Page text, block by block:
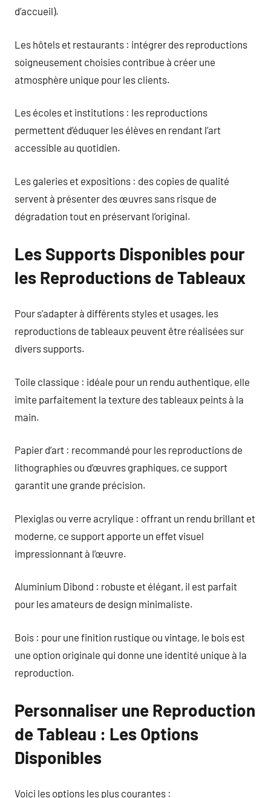
d’accueil).
Les hôtels et restaurants : intégrer des reproductions
soigneusement choisies contribue à créer une
atmosphère unique pour les clients.
Les écoles et institutions : les reproductions
permettent d’éduquer les élèves en rendant l’art
accessible au quotidien.
Les galeries et expositions : des copies de qualité
servent à présenter des œuvres sans risque de
dégradation tout en préservant l’original.
Les Supports Disponibles pour
les Reproductions de Tableaux
Pour s’adapter à différents styles et usages, les
reproductions de tableaux peuvent être réalisées sur
divers supports.
Toile classique : idéale pour un rendu authentique, elle
imite parfaitement la texture des tableaux peints à la
main.
Papier d’art : recommandé pour les reproductions de
lithographies ou d’œuvres graphiques, ce support
garantit une grande précision.
Plexiglas ou verre acrylique : offrant un rendu brillant et
moderne, ce support apporte un effet visuel
impressionnant à l’œuvre.
Aluminium Dibond : robuste et élégant, il est parfait
pour les amateurs de design minimaliste.
Bois : pour une finition rustique ou vintage, le bois est
une option originale qui donne une identité unique à la
reproduction.
Personnaliser une Reproduction
de Tableau : Les Options
Disponibles
Voici les options les plus courantes :